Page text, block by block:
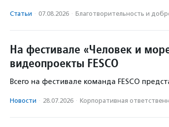
Статьи · 07.08.2026 · Благотвори­тель­ность и
На фестивале «Человек и
видеопроекты FESCO
Всего на фестивале команда FESCO
Новости · 28.07.2026 · Корпоративная